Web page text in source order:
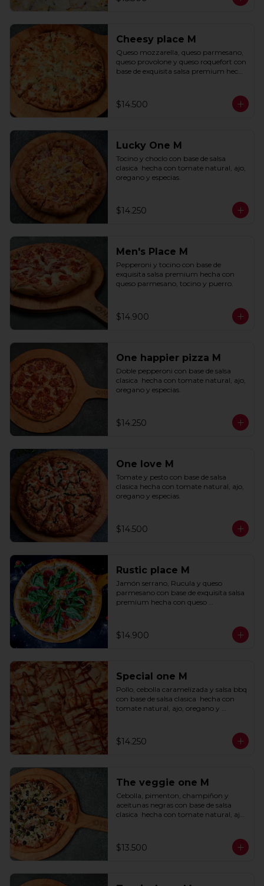
Cheesy place M
Queso mozzarella, queso parmesano,
queso provolone y queso roquefort con
base de exquisita salsa premium hecha
$14.500
Lucky One M
Tocino y choclo con base de salsa
clasica  hecha con tomate natural, ajo,
oregano y especias.
$14.250
Men's Place M
Pepperoni y tocino con base de
exquisita salsa premium hecha con
queso parmesano, tocino y puerro.
$14.900
One happier pizza M
Doble pepperoni con base de salsa
clasica  hecha con tomate natural, ajo,
oregano y especias.
$14.250
One love M
Tomate y pesto con base de salsa
clasica hecha con tomate natural, ajo,
oregano y especias.
$14.500
Rustic place M
Jamón serrano, Rucula y queso
parmesano con base de exquisita salsa
premium hecha con queso
$14.900
Special one M
Pollo, cebolla caramelizada y salsa bbq
con base de salsa clasica  hecha con
tomate natural, ajo, oregano y
$14.250
The veggie one M
Cebolla, pimenton, champiñon y
aceitunas negras con base de salsa
clasica  hecha con tomate natural, ajo,
$13.500